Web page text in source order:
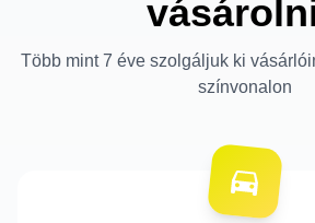
Több mint 7 éve szolgáljuk ki
színvonalon